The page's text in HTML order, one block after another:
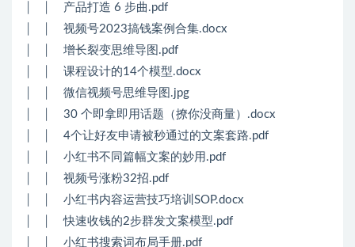
│ │ 产品打造 6 步曲.pdf
│ │ 视频号2023搞钱案例合集.docx
│ │ 增长裂变思维导图.pdf
│ │ 课程设计的14个模型.docx
│ │ 微信视频号思维导图.jpg
│ │ 30 个即拿即用话题（撩你没商量）.docx
│ │ 4个让好友申请被秒通过的文案套路.pdf
│ │ 小红书不同篇幅文案的妙用.pdf
│ │ 视频号涨粉32招.pdf
│ │ 小红书内容运营技巧培训SOP.docx
│ │ 快速收钱的2步群发文案模型.pdf
│ │ 小红书搜索词布局手册.pdf